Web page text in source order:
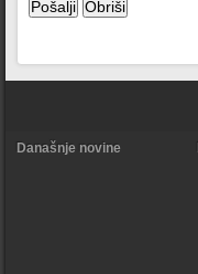
Današnje novine